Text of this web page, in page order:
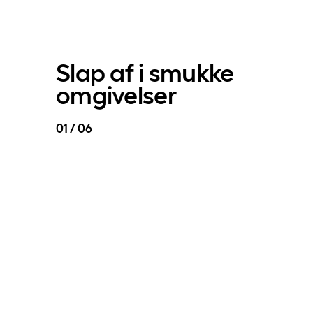
Slap af i smukke
omgivelser
01 / 06